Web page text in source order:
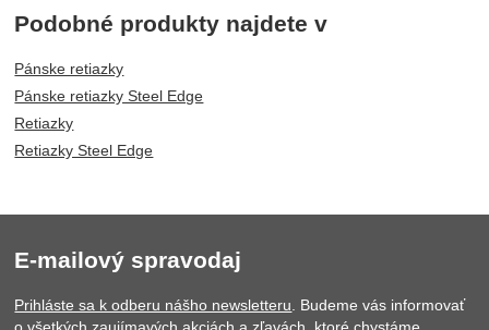
Podobné produkty najdete v
Pánske retiazky
Pánske retiazky Steel Edge
Retiazky
Retiazky Steel Edge
E-mailový spravodaj
Prihláste sa k odberu nášho newsletteru. Budeme vás informovať